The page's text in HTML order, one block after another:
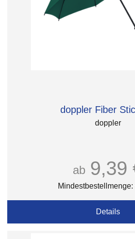
doppler Fiber
doppler
ab 9,39
Mindestbestellmenge:
Details